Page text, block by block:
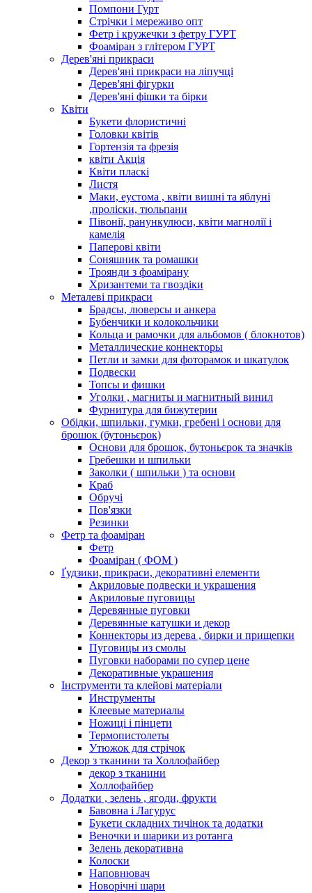
Помпони Гурт
Стрічки і мереживо опт
Фетр і кружечки з фетру ГУРТ
Фоаміран з глітером ГУРТ
Дерев'яні прикраси
Дерев'яні прикраси на ліпучці
Дерев'яні фігурки
Дерев'яні фішки та бірки
Квіти
Букети флористичні
Головки квітів
Гортензія та фрезія
квіти Акція
Квіти пласкі
Листя
Маки, еустома , квіти вишні та яблуні
,проліски, тюльпани
Півонії, ранункулюси, квіти магнолії і
камелія
Паперові квіти
Соняшник та ромашки
Троянди з фоамірану
Хризантеми та гвоздіки
Металеві прикраси
Брадсы, люверсы и анкера
Бубенчики и колокольчики
Кольца и рамочки для альбомов ( блокнотов)
Металлические коннекторы
Петли и замки для фоторамок и шкатулок
Подвески
Топсы и фишки
Уголки , магниты и магнитный винил
Фурнитура для бижутерии
Обідки, шпильки, гумки, гребені і основи для
брошок (бутоньєрок)
Основи для брошок, бутоньєрок та значків
Гребешки и шпильки
Заколки ( шпильки ) та основи
Краб
Обручі
Пов'язки
Резинки
Фетр та фоаміран
Фетр
Фоаміран ( ФОМ )
Ґудзики, прикраси, декоративні елементи
Акриловые подвески и украшения
Акриловые пуговицы
Деревянные пуговки
Деревянные катушки и декор
Коннекторы из дерева , бирки и прищепки
Пуговицы из смолы
Пуговки наборами по супер цене
Декоративные украшения
Інструменти та клейові матеріали
Инструменты
Клеевые материалы
Ножиці і пінцети
Термопистолеты
Утюжок для стрічок
Декор з тканини та Холлофайбер
декор з тканини
Холлофайбер
Додатки , зелень , ягоди, фрукти
Бавовна і Лагурус
Букети складних тичінок та додатки
Веночки и шарики из ротанга
Зелень декоративна
Колоски
Наповнювач
Новорічні шари